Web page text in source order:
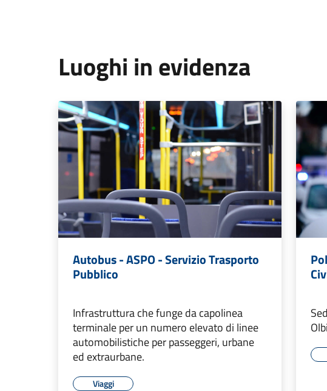
Luoghi in evidenza
Autobus - ASPO - Servizio Trasporto
Pubblico
Infrastruttura che funge da capolinea
terminale per un numero elevato di linee
automobilistiche per passeggeri, urbane
ed extraurbane.
Viaggi